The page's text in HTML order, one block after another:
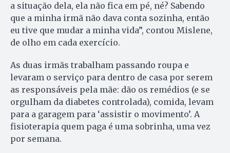
a situação dela, ela não fica em pé, né? Sabendo
que a minha irmã não dava conta sozinha, então
eu tive que mudar a minha vida”, contou Mislene,
de olho em cada exercício.
As duas irmãs trabalham passando roupa e
levaram o serviço para dentro de casa por serem
as responsáveis pela mãe: dão os remédios (e se
orgulham da diabetes controlada), comida, levam
para a garagem para ‘assistir o movimento’. A
fisioterapia quem paga é uma sobrinha, uma vez
por semana.